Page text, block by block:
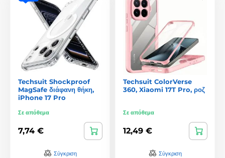
Techsuit Shockproof
MagSafe διάφανη θήκη,
iPhone 17 Pro
Σε απόθεμα
7,74 €
Σύγκριση
Techsuit ColorVerse
360, Xiaomi 17T Pro, ροζ
Σε απόθεμα
12,49 €
Σύγκριση